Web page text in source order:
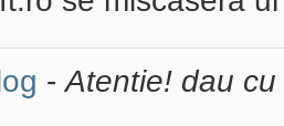
-Atentie! dau